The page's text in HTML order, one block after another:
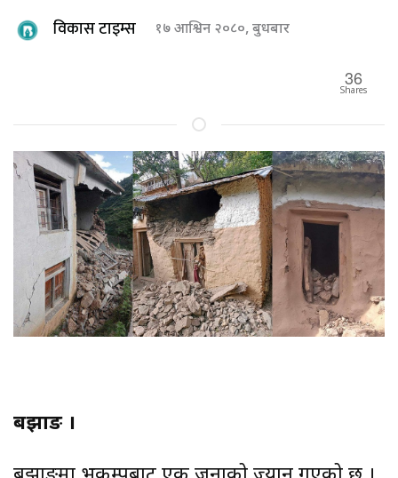
विकास टाइम्स १७ आश्विन २०८०, बुधबार
36
Shares
बझाङ ।